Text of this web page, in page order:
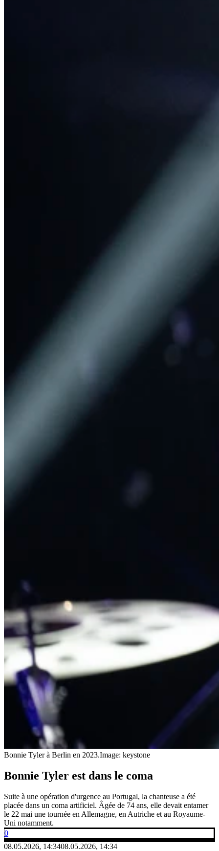
Bonnie Tyler à Berlin en 2023.Image: keystone
Bonnie Tyler est dans le coma
Suite à une opération d'urgence au Portugal, la chanteuse a été
placée dans un coma artificiel. Âgée de 74 ans, elle devait entamer
le 22 mai une tournée en Allemagne, en Autriche et au Royaume-
Uni notamment.
0
08.05.2026, 14:3408.05.2026, 14:34